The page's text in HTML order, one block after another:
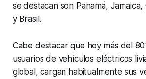
se destacan son Panamá,
y Brasil.
Cabe destacar que hoy más del
usuarios de vehículos eléctricos
global, cargan habitualmente sus